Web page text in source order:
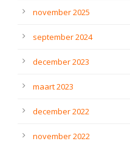
november 2025
september 2024
december 2023
maart 2023
december 2022
november 2022